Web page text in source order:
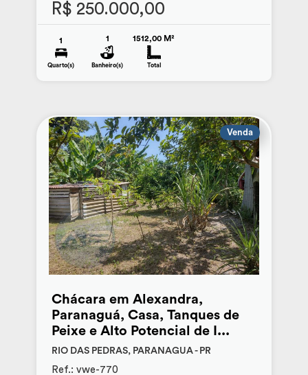
R$ 250.000,00
1
Quarto(s)
1
Banheiro(s)
1512,00 M²
Total
Venda
Chácara em Alexandra,
Paranaguá, Casa, Tanques de
Peixe e Alto Potencial de I...
RIO DAS PEDRAS, PARANAGUA - PR
Ref.: vwe-770